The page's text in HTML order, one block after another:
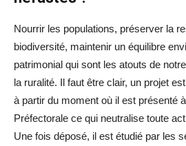
Nourrir les populations, préserver la
biodiversité, maintenir un équilibre
patrimonial qui sont les atouts de
la ruralité. Il faut être clair, un projet
à partir du moment où il est présenté
Préfectorale ce qui neutralise toute
Une fois déposé, il est étudié par les